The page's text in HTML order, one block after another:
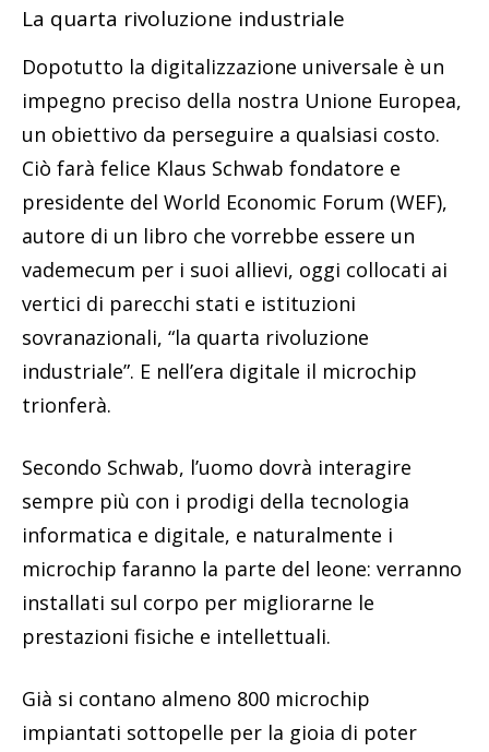
La quarta rivoluzione industriale
Dopotutto la digitalizzazione universale è un
impegno preciso della nostra Unione Europea,
un obiettivo da perseguire a qualsiasi costo.
Ciò farà felice Klaus Schwab fondatore e
presidente del World Economic Forum (WEF),
autore di un libro che vorrebbe essere un
vademecum per i suoi allievi, oggi collocati ai
vertici di parecchi stati e istituzioni
sovranazionali, “la quarta rivoluzione
industriale”. E nell’era digitale il microchip
trionferà.
Secondo Schwab, l’uomo dovrà interagire
sempre più con i prodigi della tecnologia
informatica e digitale, e naturalmente i
microchip faranno la parte del leone: verranno
installati sul corpo per migliorarne le
prestazioni fisiche e intellettuali.
Già si contano almeno 800 microchip
impiantati sottopelle per la gioia di poter